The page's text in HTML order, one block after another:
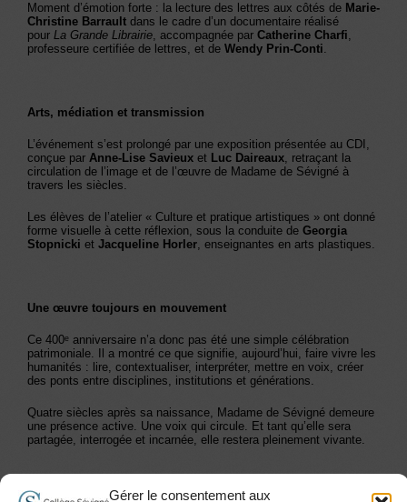
Gérer le consentement aux
Moment d’émotion forte : la lecture des lettres aux côtés de Marie-
Christine Barrault dans le cadre d’un documentaire réalisé
pour La Grande Librairie, accompagnée par Catherine Charfi,
professeure certifiée de lettres, et de Wendy Prin-Conti.
Arts, médiation et transmission
L’événement s’est prolongé par une exposition présentée au CDI,
conçue par Anne-Lise Savieux et Luc Daireaux, retraçant la
circulation de l’image et de l’œuvre de Madame de Sévigné à
travers les siècles.
Les élèves de l’atelier « Culture et pratique artistiques » ont donné
forme visuelle à cette réflexion, sous la conduite de Georgia
Stopnicki et Jacqueline Horler, enseignantes en arts plastiques.
Une œuvre toujours en mouvement
Ce 400ᵉ anniversaire n’a donc pas été une simple célébration
patrimoniale. Il a montré ce que signifie, aujourd’hui, faire vivre les
humanités : lire, contextualiser, interpréter, mettre en voix, créer
des ponts entre disciplines, institutions et générations.
Quatre siècles après sa naissance, Madame de Sévigné demeure
une présence active. Une voix qui circule. Et tant qu’elle sera
partagée, interrogée et incarnée, elle restera pleinement vivante.